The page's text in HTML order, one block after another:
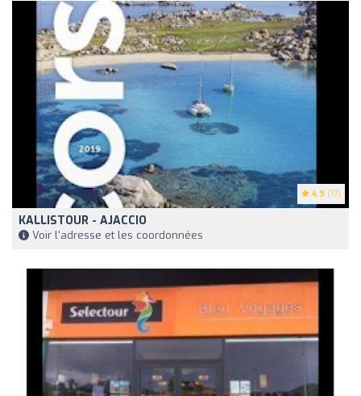
4.9 (17)
KALLISTOUR - AJACCIO
Voir l'adresse et les coordonnées